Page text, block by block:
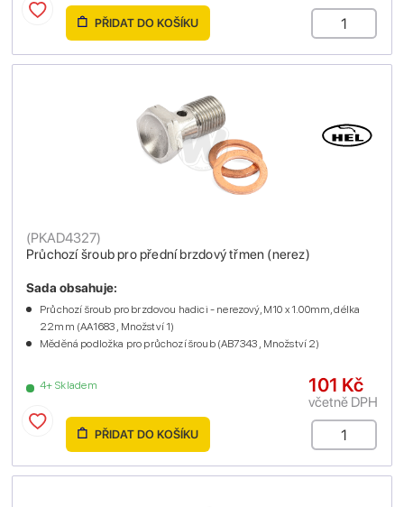
PŘIDAT DO KOŠÍKU
Průchozí šroub pro přední brzdový třmen (nerez)
(PKAD4327)
4+ Skladem
Sada obsahuje:
Průchozí šroub pro brzdovou hadici - nerezový, M10 x 1.00mm, délka
22mm (AA1683 , Množství 1)
Měděná podložka pro průchozí šroub (AB7343 , Množství 2)
101 Kč
včetně DPH
PŘIDAT DO KOŠÍKU